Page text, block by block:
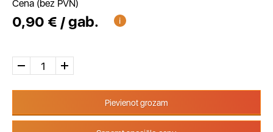
Cena (bez PVN)
0,90 € / gab.
Pievienot grozam